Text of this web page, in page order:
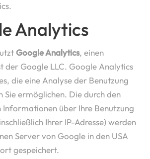
Analytics
Google Analytics, einen
der Google LLC. Google Analytics
die eine Analyse der Benutzung
Sie ermöglichen. Die durch den
Informationen über Ihre Benutzung
Ihrer IP-Adresse) werden
Server von Google in den USA
gespeichert.